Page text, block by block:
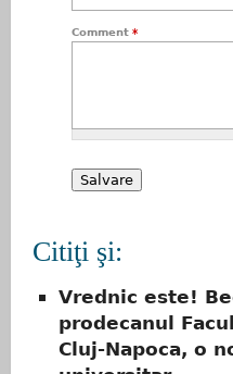
Comment *
Citiţi şi:
Vrednic este!
prodecanul
Cluj-Napoca, o